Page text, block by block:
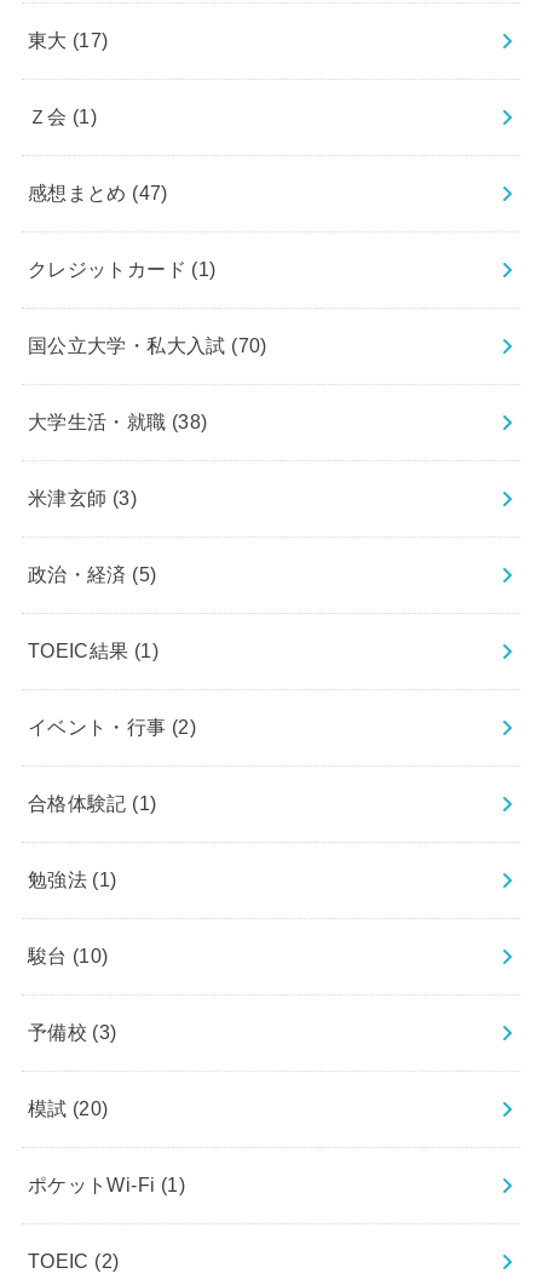
東大 (17)
Ｚ会 (1)
感想まとめ (47)
クレジットカード (1)
国公立大学・私大入試 (70)
大学生活・就職 (38)
米津玄師 (3)
政治・経済 (5)
TOEIC結果 (1)
イベント・行事 (2)
合格体験記 (1)
勉強法 (1)
駿台 (10)
予備校 (3)
模試 (20)
ポケットWi-Fi (1)
TOEIC (2)